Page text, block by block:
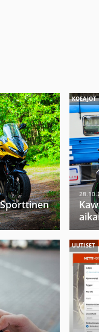
KOEAJOT
UUTISET